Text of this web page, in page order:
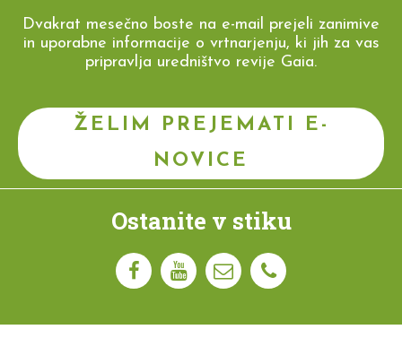
Dvakrat mesečno boste na e-mail prejeli zanimive
in uporabne informacije o vrtnarjenju, ki jih za vas
pripravlja uredništvo revije Gaia.
ŽELIM PREJEMATI E-
NOVICE
Ostanite v stiku